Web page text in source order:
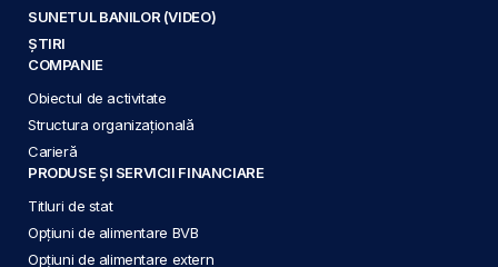
SUNETUL BANILOR (VIDEO)
ȘTIRI
COMPANIE
Obiectul de activitate
Structura organizațională
Carieră
PRODUSE ȘI SERVICII FINANCIARE
Titluri de stat
Opțiuni de alimentare BVB
Opțiuni de alimentare extern